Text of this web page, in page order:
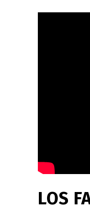
LOS